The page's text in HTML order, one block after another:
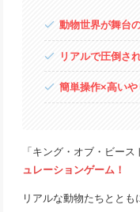
動物世界が舞台
リアルで圧倒さ
簡単操作×高いや
「キング・オブ・ビー
ュレーションゲーム！
リアルな動物たちととも